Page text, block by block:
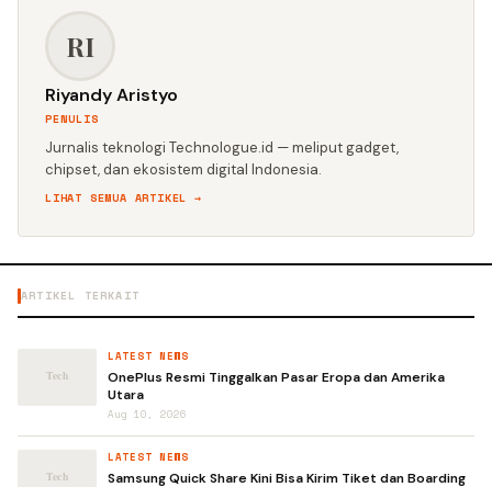
RI
Riyandy Aristyo
PENULIS
Jurnalis teknologi Technologue.id — meliput gadget,
chipset, dan ekosistem digital Indonesia.
LIHAT SEMUA ARTIKEL →
ARTIKEL TERKAIT
LATEST NEWS
OnePlus Resmi Tinggalkan Pasar Eropa dan Amerika
Utara
Aug 10, 2026
LATEST NEWS
Samsung Quick Share Kini Bisa Kirim Tiket dan Boarding